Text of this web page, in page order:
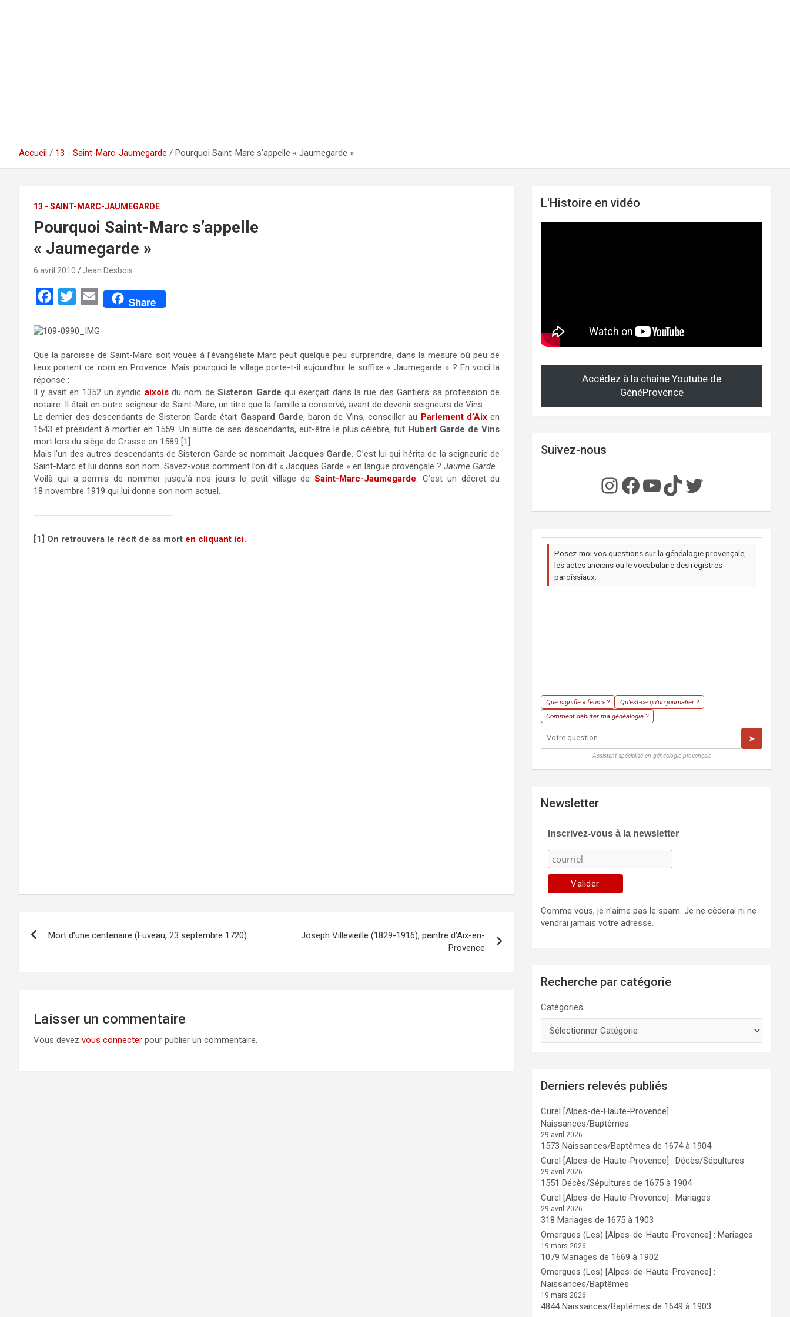
Accueil 13 - Saint-Marc-Jaumegarde Pourquoi Saint-Marc s’appelle « Jaumegarde »
13 - SAINT-MARC-JAUMEGARDE
Pourquoi Saint-Marc s’appelle
« Jaumegarde »
6 avril 2010 Jean Desbois
c
b
o
o
k
i
t
r
E
a
l
Share
Que la paroisse de Saint-Marc soit vouée à l’évangéliste Marc peut quelque peu surprendre, dans la mesure où peu de
lieux portent ce nom en Provence. Mais pourquoi le village porte-t-il aujourd’hui le suffixe « Jaumegarde » ? En voici la
réponse :
Il y avait en 1352 un syndic aixoisdu nom deSisteron Garde qui exerçait dans la rue des Gantiers sa profession de
notaire. Il était en outre seigneur de Saint-Marc, un titre que la famille a conservé, avant de devenir seigneurs de Vins.
Le dernier des descendants de Sisteron Garde était Gaspard Garde, baron de Vins, conseiller au Parlement d’Aix en
1543 et président à mortier en 1559. Un autre de ses descendants, eut-être le plus célèbre, fut Hubert Garde de Vins
mort lors du siège de Grasse en 1589 [1].
Mais l’un des autres descendants de Sisteron Garde se nommait Jacques Garde . C’est lui qui hérita de la seigneurie de
Saint-Marc et lui donna son nom. Savez-vous comment l’on dit « Jacques Garde » en langue provençale ? Jaume Garde
Voilà qui a permis de nommer jusqu’à nos jours le petit village deSaint-Marc-Jaumegarde . C’est un décret du
18 novembre 1919 qui lui donne son nom actuel.
[1] On retrouvera le récit de sa mort en cliquant ici.
Navigation
Mort d’une cen­te­nai­re (Fu­veau, 23 sep­tem­bre 1720)
Joseph Villevieille (1829-1916), peintre d’Aix-en-
Provence
Laisser un commentaire
Vous devez vous connecter pour publier un commentaire.
L'Histoire en vidéo
Accédez à la chaîne Youtube de
GénéProvence
Suivez-nous
Instagram
Facebook
YouTube
TikTok
Twitter
Posez-moi vos questions sur la généalogie provençale,
les actes anciens ou le vocabulaire des registres
paroissiaux.
Que signifie « feus » ?
Qu'est-ce qu'un journalier ?
Comment débuter ma généalogie ?
➤
Assistant spécialisé en généalogie provençale
Newsletter
Inscrivez-vous à la newsletter
Comme vous, je n'aime pas le spam. Je ne cèderai ni ne
vendrai jamais votre adresse.
Recherche par catégorie
Catégories
Derniers relevés publiés
Curel [Alpes-de-Haute-Provence] :
Naissances/Baptêmes
29 avril 2026
1573 Naissances/Baptêmes de 1674 à 1904
Curel [Alpes-de-Haute-Provence] : Décès/Sépultures
29 avril 2026
1551 Décès/Sépultures de 1675 à 1904
Curel [Alpes-de-Haute-Provence] : Mariages
29 avril 2026
318 Mariages de 1675 à 1903
Omergues (Les) [Alpes-de-Haute-Provence] : Mariages
19 mars 2026
1079 Mariages de 1669 à 1902
Omergues (Les) [Alpes-de-Haute-Provence] :
Naissances/Baptêmes
19 mars 2026
4844 Naissances/Baptêmes de 1649 à 1903